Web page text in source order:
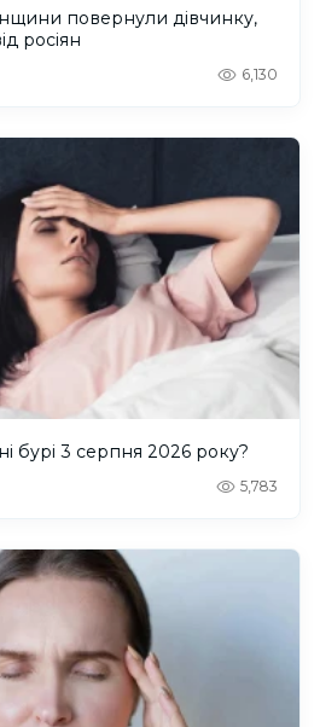
повернули дівчинку,
росіян
6,130
бурі 3 серпня 2026 року?
5,783